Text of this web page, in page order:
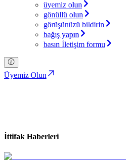
üyemiz olun
gönüllü olun
görüşünüzü bildirin
bağış yapın
basın İletişim formu
Üyemiz Olun
İttifak Haberleri